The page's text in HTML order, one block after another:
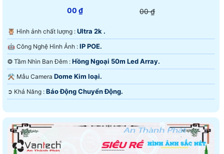
00 ₫ 00 ₫
🦉 Hình ảnh chất lượng : Ultra 2k .
🤖️ Công Nghệ Hình Ảnh : IP POE.
❂ Tầm Nhìn Ban Đêm : Hồng Ngoại 50m Led Array.
⚒ Mẫu Camera Dome Kim loại.
️➲ Khả Năng : Báo Động Chuyển Động.